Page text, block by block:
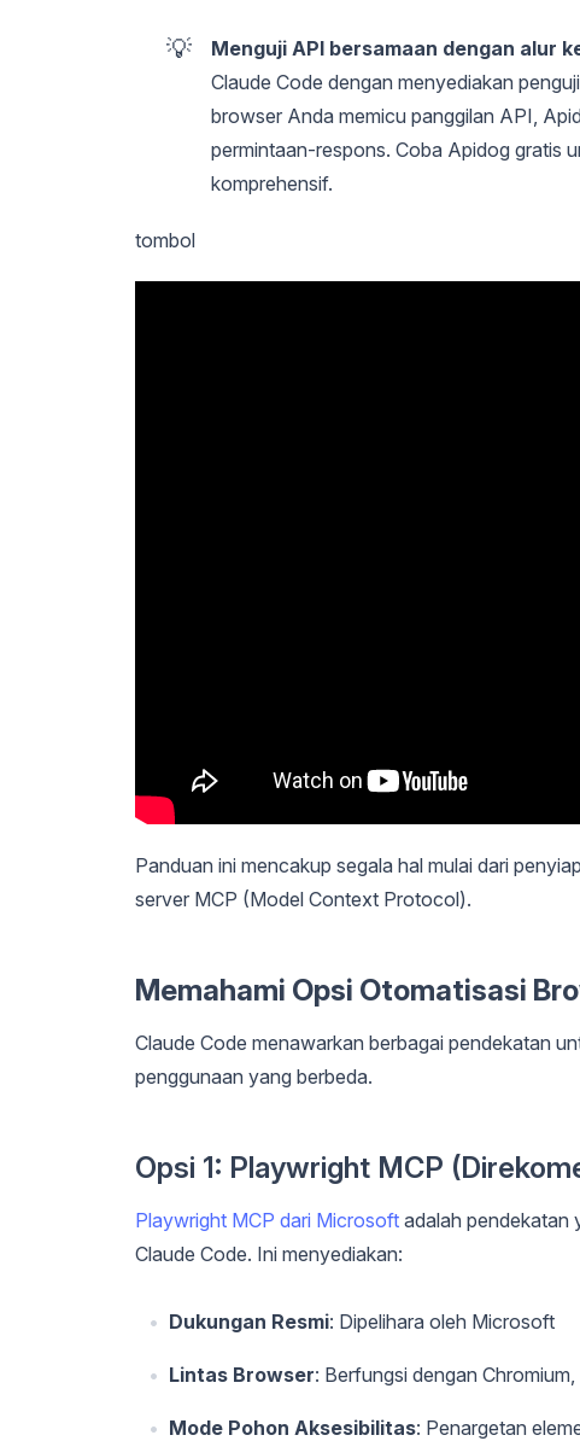
💡 Menguji API bersamaan dengan alur
Claude Code dengan menyediakan
browser Anda memicu panggilan API,
permintaan-respons. Coba Apidog gratis
komprehensif.
tombol
Panduan ini mencakup segala hal mulai dari
server MCP (Model Context Protocol).
Memahami Opsi Otomatisasi
Claude Code menawarkan berbagai pendekatan
penggunaan yang berbeda.
Opsi 1: Playwright MCP
Playwright MCP dari Microsoft adalah pendekatan
Claude Code. Ini menyediakan:
Dukungan Resmi: Dipelihara oleh Microsoft
Lintas Browser: Berfungsi dengan
Mode Pohon Aksesibilitas: Penargetan